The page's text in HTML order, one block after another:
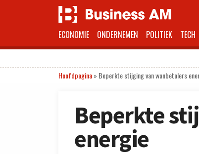
ECONOMIE ONDERNEMEN POLITIEK TECH
Hoofdpagina» Beperkte stijging van wanbetalers
Beperkte
energie